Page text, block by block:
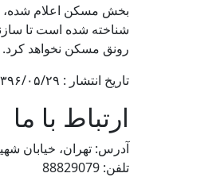
بخش مسکن اعلام شده،
شناخته شده است تا
رونق مسکن نخواهد کرد.
تاریخ انتشار : ۱۳۹۶/۰۵/۲۹
ارتباط با ما
آدرس: تهران، خیابان شهید
تلفن: 88829079